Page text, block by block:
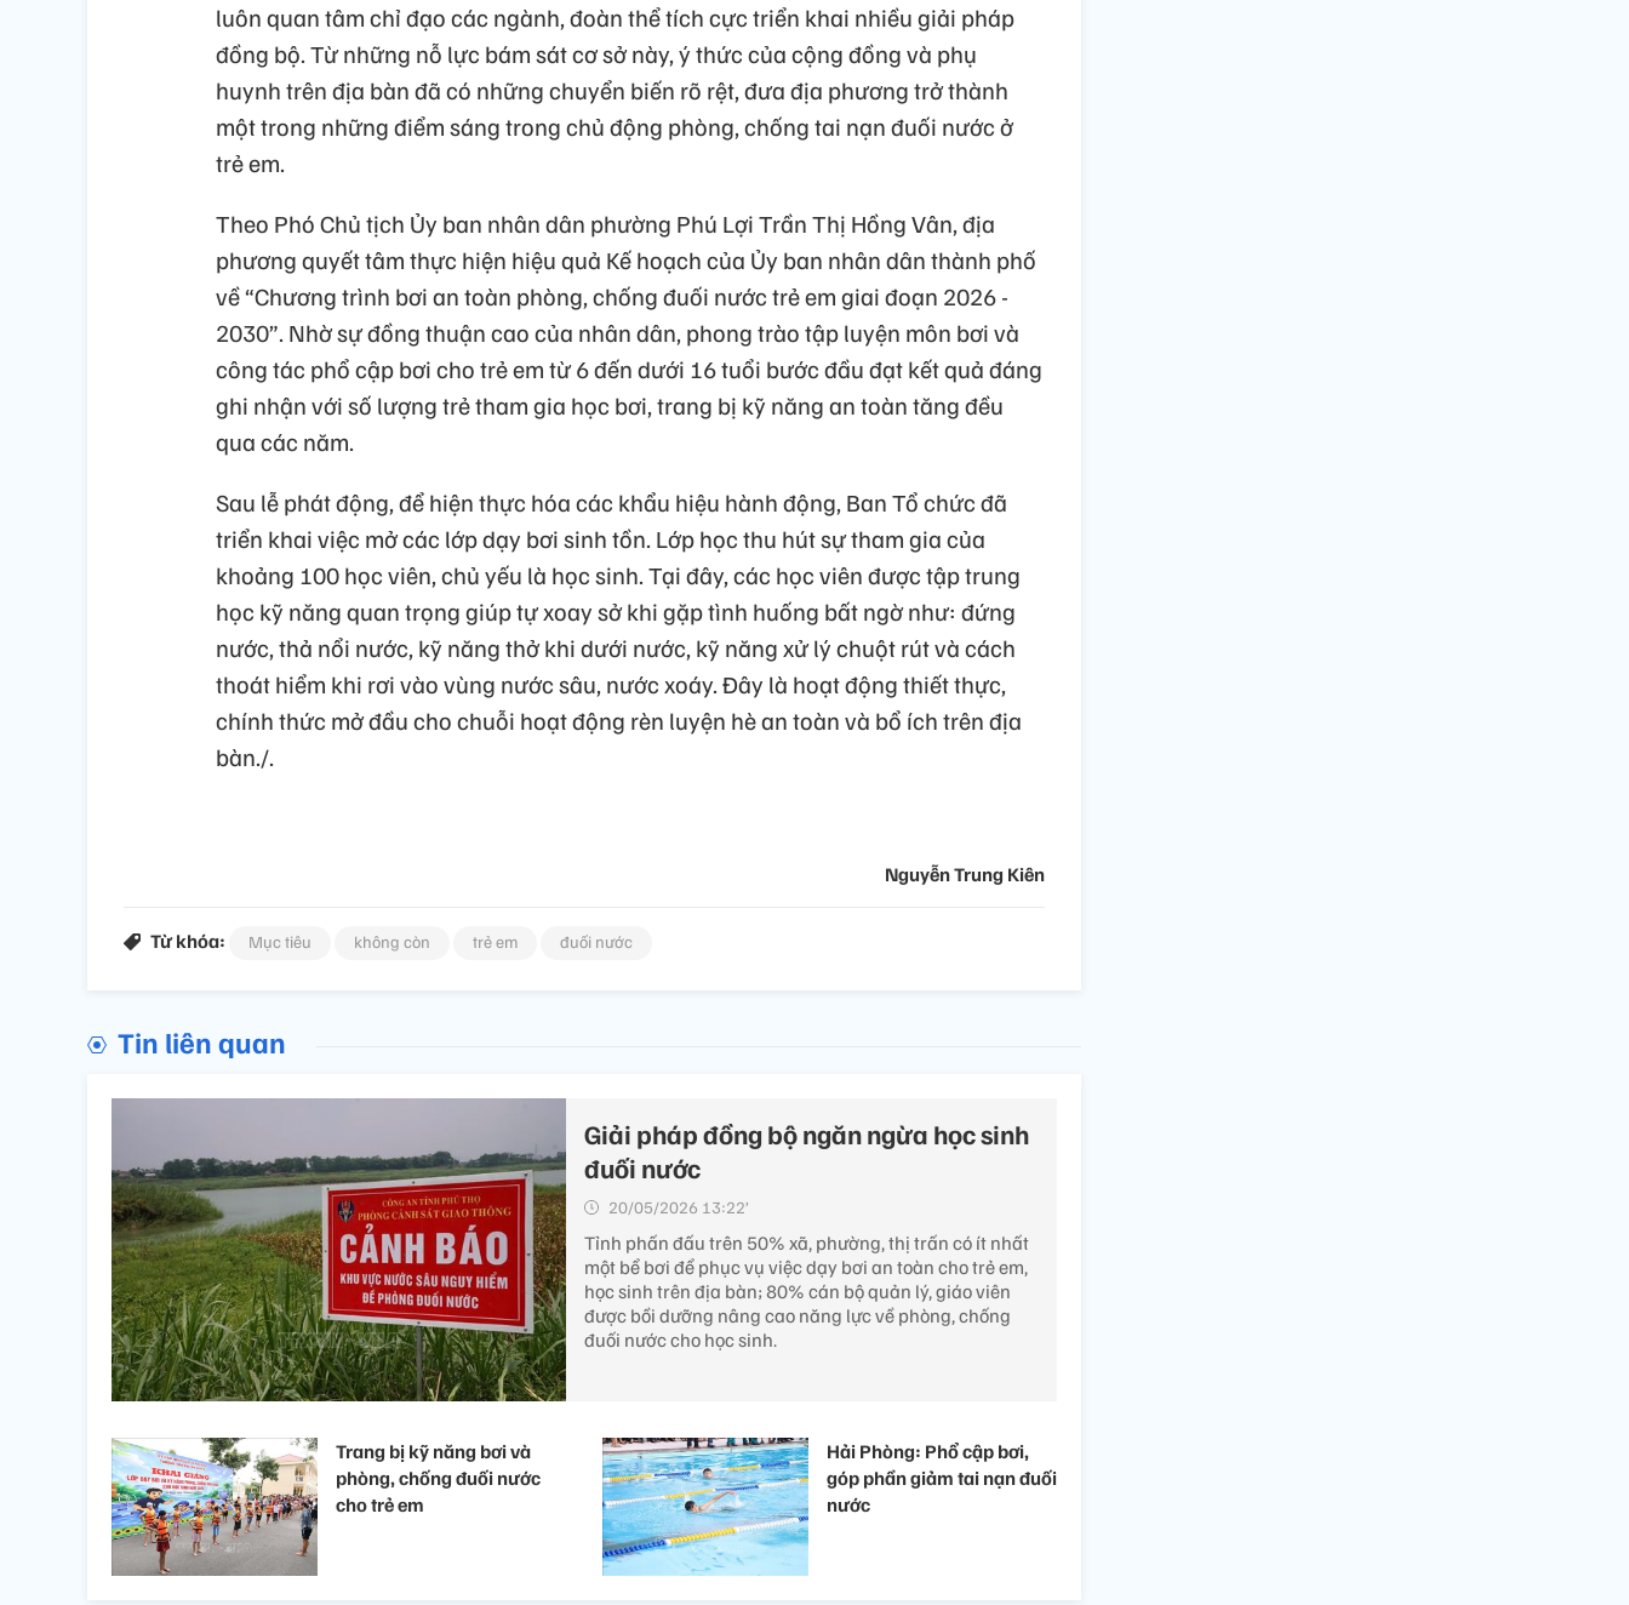
luôn quan tâm chỉ đạo các ngành, đoàn thể tích cực triển khai nhiều giải pháp
đồng bộ. Từ những nỗ lực bám sát cơ sở này, ý thức của cộng đồng và phụ
huynh trên địa bàn đã có những chuyển biến rõ rệt, đưa địa phương trở thành
một trong những điểm sáng trong chủ động phòng, chống tai nạn đuối nước ở
trẻ em.
Theo Phó Chủ tịch Ủy ban nhân dân phường Phú Lợi Trần Thị Hồng Vân, địa
phương quyết tâm thực hiện hiệu quả Kế hoạch của Ủy ban nhân dân thành phố
về “Chương trình bơi an toàn phòng, chống đuối nước trẻ em giai đoạn 2026 -
2030”. Nhờ sự đồng thuận cao của nhân dân, phong trào tập luyện môn bơi và
công tác phổ cập bơi cho trẻ em từ 6 đến dưới 16 tuổi bước đầu đạt kết quả đáng
ghi nhận với số lượng trẻ tham gia học bơi, trang bị kỹ năng an toàn tăng đều
qua các năm.
Sau lễ phát động, để hiện thực hóa các khẩu hiệu hành động, Ban Tổ chức đã
triển khai việc mở các lớp dạy bơi sinh tồn. Lớp học thu hút sự tham gia của
khoảng 100 học viên, chủ yếu là học sinh. Tại đây, các học viên được tập trung
học kỹ năng quan trọng giúp tự xoay sở khi gặp tình huống bất ngờ như: đứng
nước, thả nổi nước, kỹ năng thở khi dưới nước, kỹ năng xử lý chuột rút và cách
thoát hiểm khi rơi vào vùng nước sâu, nước xoáy. Đây là hoạt động thiết thực,
chính thức mở đầu cho chuỗi hoạt động rèn luyện hè an toàn và bổ ích trên địa
bàn./.
Nguyễn Trung Kiên
Từ khóa: Mục tiêu không còn trẻ em đuối nước
Tin liên quan
Giải pháp đồng bộ ngăn ngừa học sinh
đuối nước
20/05/2026 13:22’
Tỉnh phấn đấu trên 50% xã, phường, thị trấn có ít nhất
một bể bơi để phục vụ việc dạy bơi an toàn cho trẻ em,
học sinh trên địa bàn; 80% cán bộ quản lý, giáo viên
được bồi dưỡng nâng cao năng lực về phòng, chống
đuối nước cho học sinh.
Trang bị kỹ năng bơi và
phòng, chống đuối nước
cho trẻ em
Hải Phòng: Phổ cập bơi,
góp phần giảm tai nạn đuối
nước